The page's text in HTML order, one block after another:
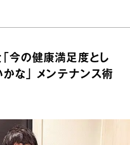
今の健康満足度とし
かな」 メンテナンス術